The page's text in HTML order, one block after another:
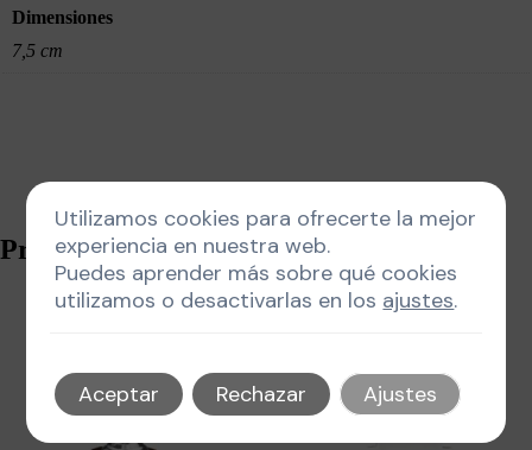
Dimensiones
7,5 cm
Productos relacionados
Utilizamos cookies para ofrecerte la mejor
experiencia en nuestra web.
Puedes aprender más sobre qué cookies
utilizamos o desactivarlas en los ajustes.
Aceptar Rechazar Ajustes